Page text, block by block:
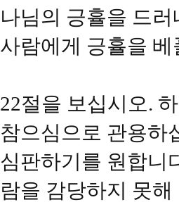
나님의 긍휼을 드
사람에게 긍휼을
22절을 보십시오.
참으심으로 관용하
심판하기를 원합니
람을 감당하지 못